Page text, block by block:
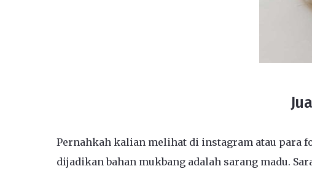
Pernahkah kalian melihat di instagram atau para
dijadikan bahan mukbang adalah sarang madu.